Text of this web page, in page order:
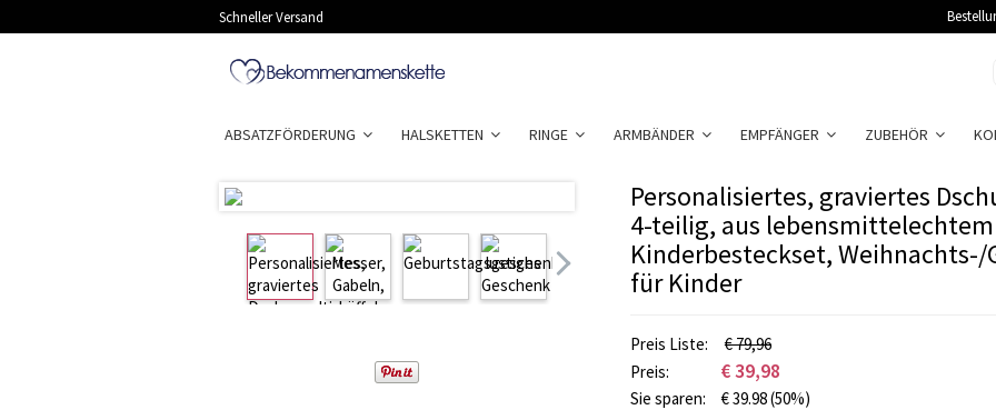
Schneller Versand
ABSATZFÖRDERUNG HALSKETTEN RINGE ARMBÄNDER EMPFÄNGER ZUBEHÖR
Personalisiertes, graviertes
4-teilig, aus
Kinderbesteckset,
für Kinder
Preis Liste: €79,96
Preis:
€39,98
Sie sparen: €39.98(50%)